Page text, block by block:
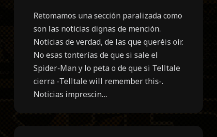
Retomamos una sección paralizada como
son las noticias dignas de mención.
Noticias de verdad, de las que queréis oír.
No esas tonterías de que si sale el
Spider-Man y lo peta o de que si Telltale
cierra -Telltale will remember this-.
Noticias imprescin…